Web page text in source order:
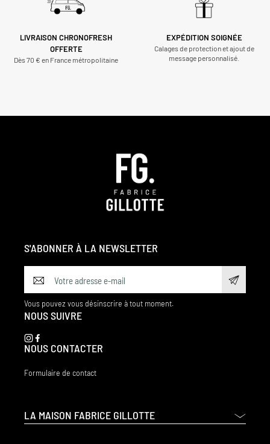
LIVRAISON CHRONOFRESH
OFFERTE
Dès 70 € en France métropolitaine
EXPÉDITION SOIGNÉE
Calages de protection et ajout de
message personnalisé.
LA MAISON FABRICE GILLOTTE
S'ABONNER À LA NEWSLETTER
Vous pouvez vous désinscrire à tout moment.
NOUS SUIVRE
NOUS CONTACTER
Formulaire de contact